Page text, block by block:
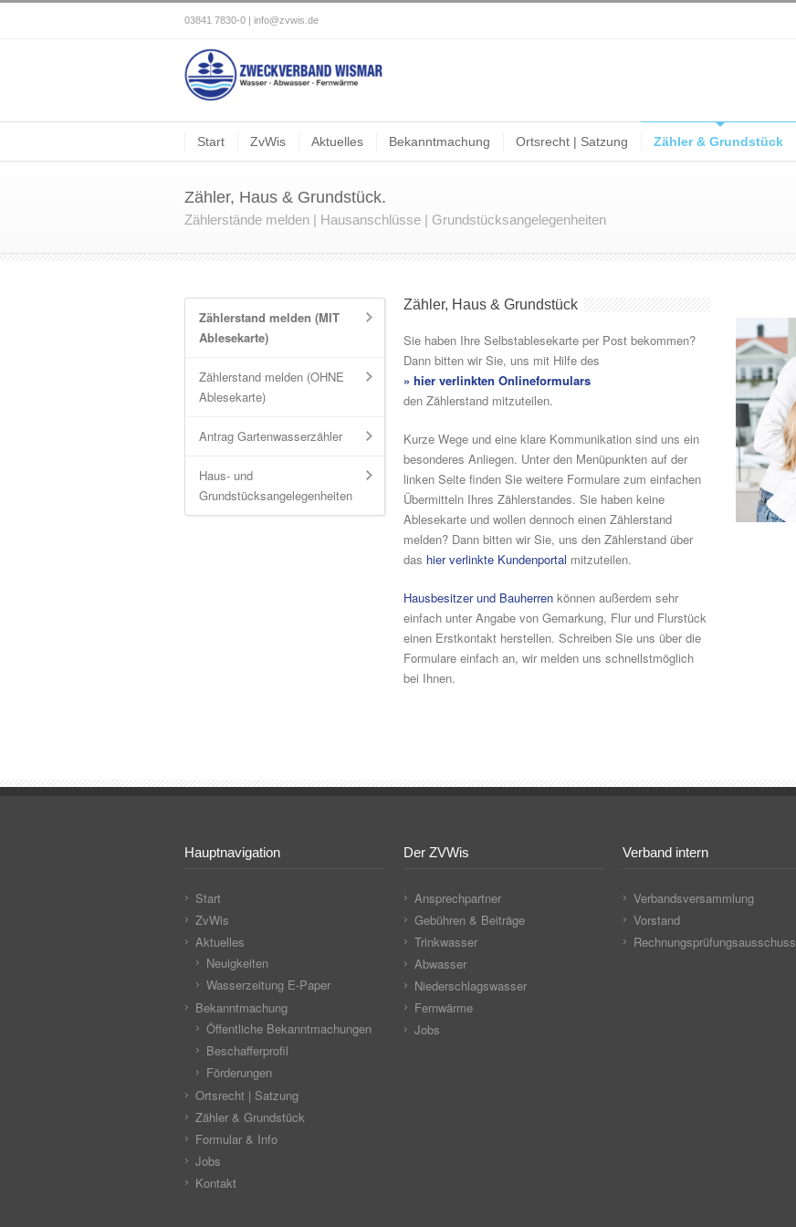
03841 7830-0 | info@zvwis.de
Start ZvWis Aktuelles Bekanntmachung Ortsrecht | Satzung Zähler & Grundstück
Zähler, Haus & Grundstück.
Zählerstände melden | Hausanschlüsse | Grundstücksangelegenheiten
Zähler, Haus & Grundstück
Sie haben Ihre Selbstablesekarte per Post bekommen?
Dann bitten wir Sie, uns mit Hilfe des
» hier verlinkten Onlineformulars
den Zählerstand mitzuteilen.
Kurze Wege und eine klare Kommunikation sind uns ein
besonderes Anliegen. Unter den Menüpunkten auf der
linken Seite finden Sie weitere Formulare zum einfachen
Übermitteln Ihres Zählerstandes. Sie haben keine
Ablesekarte und wollen dennoch einen Zählerstand
melden? Dann bitten wir Sie, uns den Zählerstand über
das hier verlinkte Kundenportal mitzuteilen.
Hausbesitzer und Bauherren können außerdem sehr
einfach unter Angabe von Gemarkung, Flur und Flurstück
einen Erstkontakt herstellen. Schreiben Sie uns über die
Formulare einfach an, wir melden uns schnellstmöglich
bei Ihnen.
Zählerstand melden (MIT
Ablesekarte)
Zählerstand melden (OHNE
Ablesekarte)
Antrag Gartenwasserzähler
Haus- und
Grundstücksangelegenheiten
Hauptnavigation
Start
ZvWis
Aktuelles
Neuigkeiten
Wasserzeitung E-Paper
Bekanntmachung
Öffentliche Bekanntmachungen
Beschafferprofil
Förderungen
Ortsrecht | Satzung
Zähler & Grundstück
Formular & Info
Jobs
Kontakt
Der ZVWis
Ansprechpartner
Gebühren & Beiträge
Trinkwasser
Abwasser
Niederschlagswasser
Fernwärme
Jobs
Verband intern
Verbandsversammlung
Vorstand
Rechnungsprüfungsausschuss